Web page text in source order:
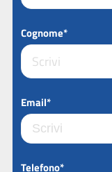
Cognome*
Email*
Telefono*